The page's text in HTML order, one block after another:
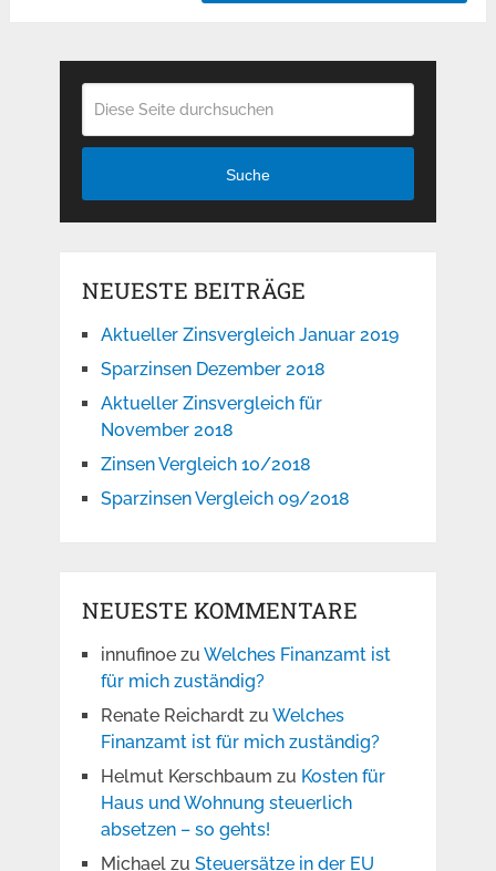
Suche
NEUESTE BEITRÄGE
Aktueller Zinsvergleich Januar 2019
Sparzinsen Dezember 2018
Aktueller Zinsvergleich für
November 2018
Zinsen Vergleich 10/2018
Sparzinsen Vergleich 09/2018
NEUESTE KOMMENTARE
innufinoezu Welches Finanzamt ist
für mich zuständig?
Renate Reichardtzu Welches
Finanzamt ist für mich zuständig?
Helmut Kerschbaum zu Kosten für
Haus und Wohnung steuerlich
absetzen – so gehts!
Michaelzu Steuersätze in der EU